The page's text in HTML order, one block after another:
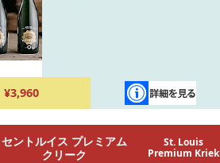
¥3,960
セントルイス プレミアム
クリーク
St. Louis
Premium Kriek